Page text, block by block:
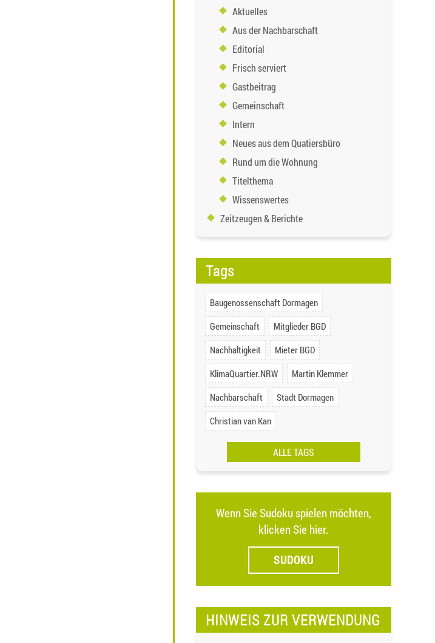
Aktuelles
Aus der Nachbarschaft
Editorial
Frisch serviert
Gastbeitrag
Gemeinschaft
Intern
Neues aus dem Quatiersbüro
Rund um die Wohnung
Titelthema
Wissenswertes
Zeitzeugen & Berichte
Tags
Baugenossenschaft Dormagen
Gemeinschaft
Mitglieder BGD
Nachhaltigkeit
Mieter BGD
KlimaQuartier.NRW
Martin Klemmer
Nachbarschaft
Stadt Dormagen
Christian van Kan
ALLE TAGS
Wenn Sie Sudoku spielen möchten,
klicken Sie hier.
SUDOKU
HINWEIS ZUR VERWENDUNG